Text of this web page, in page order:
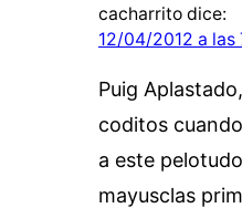
cacharrito dice:
12/04/2012 a las
Puig
coditos
a este
mayusclas